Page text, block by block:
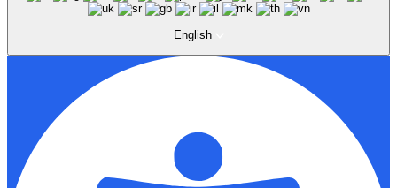
English